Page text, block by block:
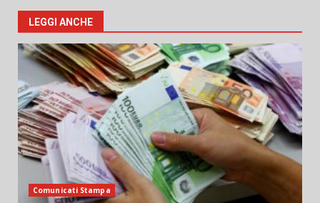
LEGGI ANCHE
Comunicati Stampa